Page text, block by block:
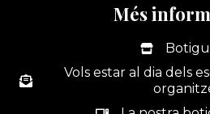
Més
Vols estar al dia dels